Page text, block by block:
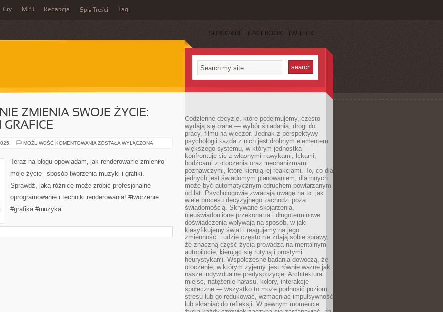
Gry MP3 Redakcja Spis Treści Tagi
SUBSCRIBE FACEBOOK TWITTER
ZMIENIA SWOJE ŻYCIE:
GRAFICE
MOŻLIWOŚĆ KOMENTOWANIA JAK
SWOJE
ŻYCIE:
O
I
ZOSTAŁA WYŁĄCZONA
Teraz na blogu opowiadam, jak renderowanie zmieniło
moje życie i sposób tworzenia muzyki i grafiki.
Sprawdź, jaką różnicę może zrobić profesjonalne
oprogramowanie i techniki renderowania! #tworzenie
#grafika #muzyka
Codzienne decyzje, które podejmujemy, często
wydają się błahe — wybór śniadania, drogi do
pracy, filmu na wieczór. Jednak z perspektywy
psychologii każda z nich jest drobnym elementem
większego systemu, w którym jednostka
konfrontuje się z własnymi nawykami, lękami,
bodźcami z otoczenia oraz mechanizmami
poznawczymi, które kierują jej reakcjami. To, co dla
jednych jest świadomym planowaniem, dla innych
może być automatycznym odruchem powtarzanym
od lat. Psychologowie zwracają uwagę na to, jak
wiele procesu decyzyjnego zachodzi poza
świadomością. Skrywane skojarzenia,
nieuświadomione przekonania i długoterminowe
doświadczenia wpływają na sposób, w jaki
klasyfikujemy świat i reagujemy na jego
zmienność. Ludzie często nie zdają sobie sprawy,
że znaczną część życia prowadzą na mentalnym
autopilocie, kierując się rutyną i prostymi
heurystykami. Współczesne badania dowodzą, że
otoczenie, w którym żyjemy, jest równie ważne jak
nasze indywidualne predyspozycje. Architektura
miejsc, natężenie hałasu, kolory, interakcje
społeczne — wszystko to może podnosić poziom
stresu lub go redukować, wzmacniać impulsywność
lub skłaniać do refleksji. W pewnym momencie